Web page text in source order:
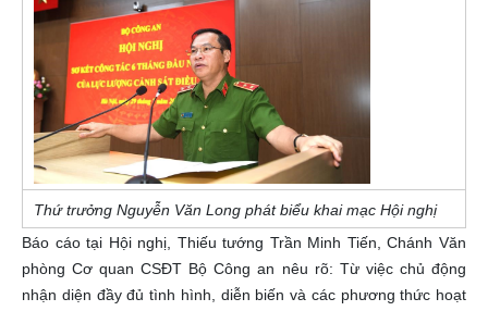
Thứ trưởng Nguyễn Văn Long phát biểu khai mạc Hội nghị
Báo cáo tại Hội nghị, Thiếu tướng Trần Minh Tiến, Chánh Văn
phòng Cơ quan CSĐT Bộ Công an nêu rõ: Từ việc chủ động
nhận diện đầy đủ tình hình, diễn biến và các phương thức hoạt